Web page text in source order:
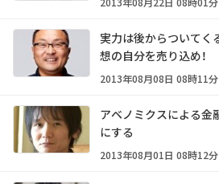
実力は後からついてく
想の自分を売り込め！
2013年08月08日 08時11分
アベノミクスによる金
にする
2013年08月01日 08時12分